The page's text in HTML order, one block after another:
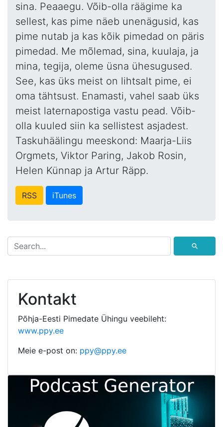
sina. Peaaegu. Võib-olla räägime ka
sellest, kas pime näeb unenägusid, kas
pime nutab ja kas kõik pimedad on päris
pimedad. Me mõlemad, sina, kuulaja, ja
mina, tegija, oleme üsna ühesugused.
See, kas üks meist on lihtsalt pime, ei
oma tähtsust. Enamasti, vahel saab üks
meist laternapostiga vastu pead. Võib-
olla kuuled siin ka sellistest asjadest.
Taskuhäälingu meeskond: Maarja-Liis
Orgmets, Viktor Paring, Jakob Rosin,
Helen Künnap ja Artur Räpp.
RSS iTunes
⚲
Kontakt
Põhja-Eesti Pimedate Ühingu veebileht:
www.ppy.ee
Meie e-post on: ppy@ppy.ee